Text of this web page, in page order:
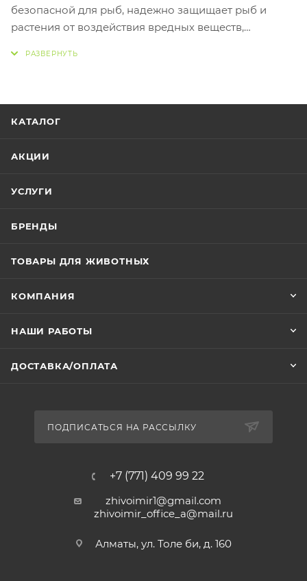
безопасной для рыб, надежно защищает рыб и
растения от воздействия вредных веществ,
КАТАЛОГ
АКЦИИ
УСЛУГИ
БРЕНДЫ
ТОВАРЫ ДЛЯ ЖИВОТНЫХ
КОМПАНИЯ
НАШИ РАБОТЫ
ДОСТАВКА/ОПЛАТА
ПОДПИСАТЬСЯ НА РАССЫЛКУ
+7 (771) 409 99 22
zhivoimir1@gmail.com
zhivoimir_office_a@mail.ru
Алматы, ул. Толе би, д. 160